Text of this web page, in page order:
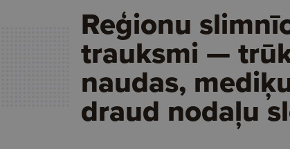
Reģionu
trauksmi —
naudas,
draud nodaļu